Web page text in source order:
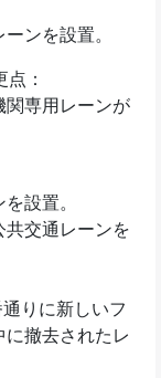
ンを設置。
：
関専用レーンが
設置。
共交通レーンを
りに新しいフ
撤去されたレ